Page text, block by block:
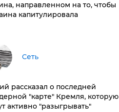
направленном на то, чтобы
капитулировала
Сеть
рассказал о последней
"карте" Кремля, которую
активно "разыгрывать"